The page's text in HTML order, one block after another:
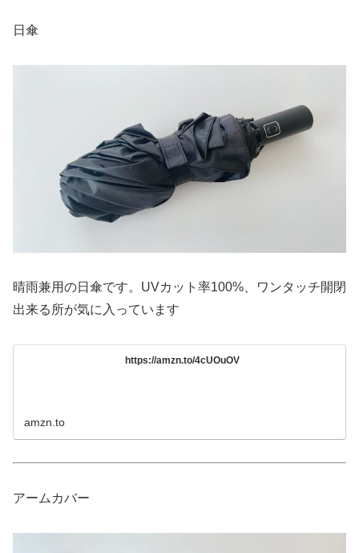
日傘
晴雨兼用の日傘です。UVカット率100%、ワンタッチ開閉
出来る所が気に入っています
https://amzn.to/4cUOuOV
amzn.to
アームカバー